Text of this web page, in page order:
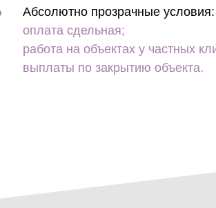
Абсолютно прозрачные условия:
оплата сдельная;
работа на объектах у частных
выплаты по закрытию объекта.